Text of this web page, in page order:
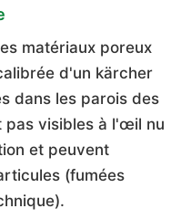
matériaux poreux
d'un kärcher
dans les parois des
pas visibles à l'œil nu
et peuvent
(fumées